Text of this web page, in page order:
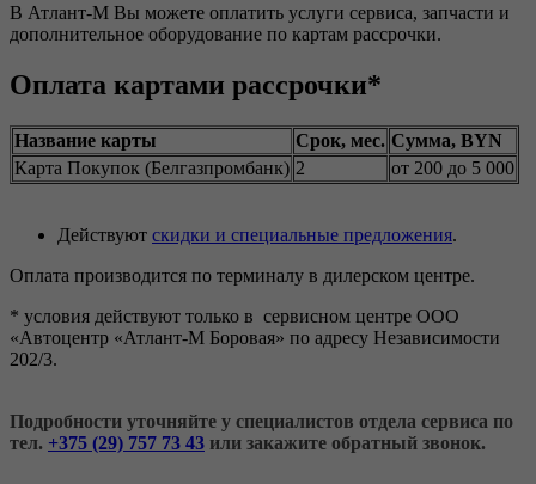
В Атлант-М Вы можете оплатить услуги сервиса, запчасти и
дополнительное оборудование по картам рассрочки.
Оплата картами рассрочки*
Название карты Срок, мес. Сумма, BYN
Карта Покупок (Белгазпромбанк) 2 от 200 до 5 000
Действуют скидки и специальные предложения.
Оплата производится по терминалу в дилерском центре.
* условия действуют только в сервисном центре ООО
«Автоцентр «Атлант-М Боровая» по адресу Независимости
202/3.
Подробности уточняйте у специалистов отдела сервиса по
тел. +375 (29) 757 73 43 или закажите обратный звонок.